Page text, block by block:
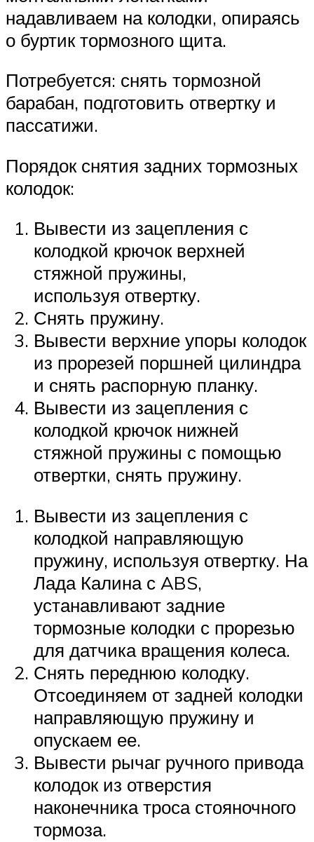
надавливаем на колодки, опираясь
о буртик тормозного щита.
Потребуется: снять тормозной
барабан, подготовить отвертку и
пассатижи.
Порядок снятия задних тормозных
колодок:
Вывести из зацепления с
колодкой крючок верхней
стяжной пружины,
используя отвертку.
Снять пружину.
Вывести верхние упоры колодок
из прорезей поршней цилиндра
и снять распорную планку.
Вывести из зацепления с
колодкой крючок нижней
стяжной пружины с помощью
отвертки, снять пружину.
Вывести из зацепления с
колодкой направляющую
пружину, используя отвертку. На
Лада Калина с ABS,
устанавливают задние
тормозные колодки с прорезью
для датчика вращения колеса.
Снять переднюю колодку.
Отсоединяем от задней колодки
направляющую пружину и
опускаем ее.
Вывести рычаг ручного привода
колодок из отверстия
наконечника троса стояночного
тормоза.